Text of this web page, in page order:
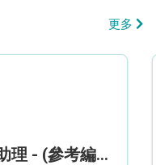
更多
招聘日 - 三級病人服務助理 - (參考編號: HKWCS260107)